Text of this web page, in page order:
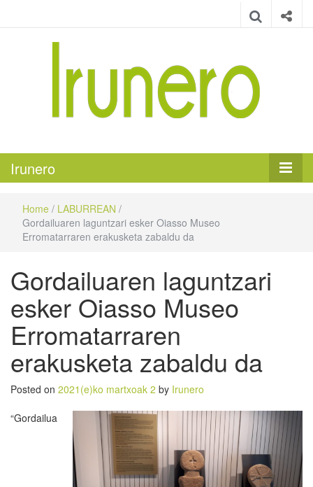
Irunero
Home / LABURREAN /
Gordailuaren laguntzari esker Oiasso Museo
Erromatarraren erakusketa zabaldu da
Gordailuaren laguntzari
esker Oiasso Museo
Erromatarraren
erakusketa zabaldu da
Posted on 2021(e)ko martxoak 2 by Irunero
“Gordailua